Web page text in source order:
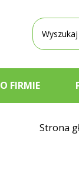
produktów
O FIRMIE
Strona